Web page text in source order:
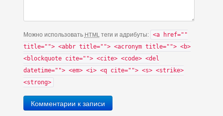
Можно использовать HTML теги и адрибуты: <a href=""
title=""> <abbr title=""> <acronym title=""> <b>
<blockquote cite=""> <cite> <code> <del
datetime=""> <em> <i> <q cite=""> <s> <strike>
<strong>
Комментарии к записи